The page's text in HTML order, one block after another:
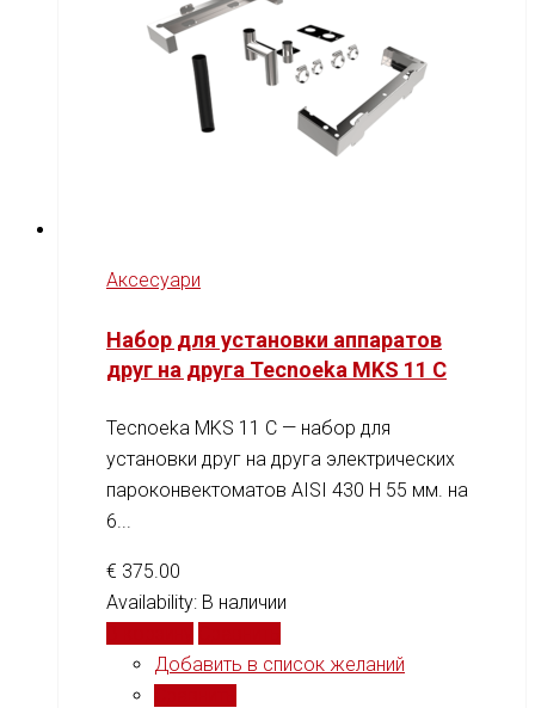
Аксесуари
Набор для установки аппаратов
друг на друга Tecnoeka MKS 11 C
Tecnoeka MKS 11 C — набор для
установки друг на друга электрических
пароконвектоматов AISI 430 H 55 мм. на
6...
€ 375.00
Availability: В наличии
Добавить в список желаний